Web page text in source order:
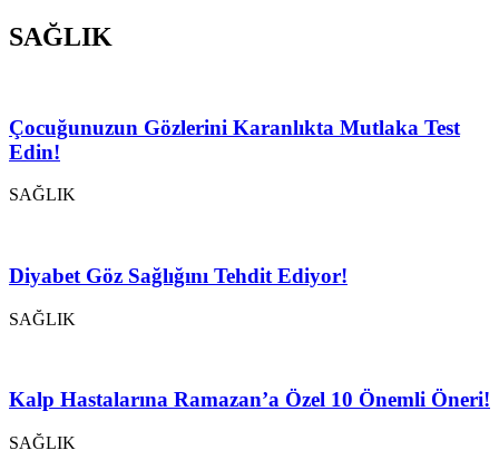
SAĞLIK
Çocuğunuzun Gözlerini Karanlıkta Mutlaka Test
Edin!
SAĞLIK
Diyabet Göz Sağlığını Tehdit Ediyor!
SAĞLIK
Kalp Hastalarına Ramazan’a Özel 10 Önemli Öneri!
SAĞLIK